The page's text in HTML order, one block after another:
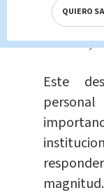
—
June 21,
Este
magnitud.
QUIERO